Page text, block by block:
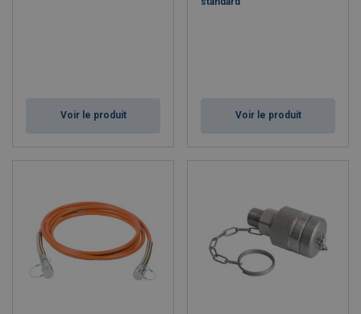
Voir le produit Voir le produit